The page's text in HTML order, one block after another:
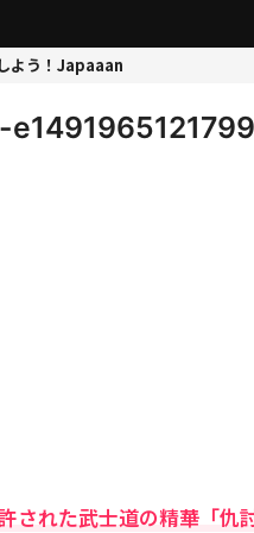
よう！Japaaan
e1491965121799
された武士道の精華「仇